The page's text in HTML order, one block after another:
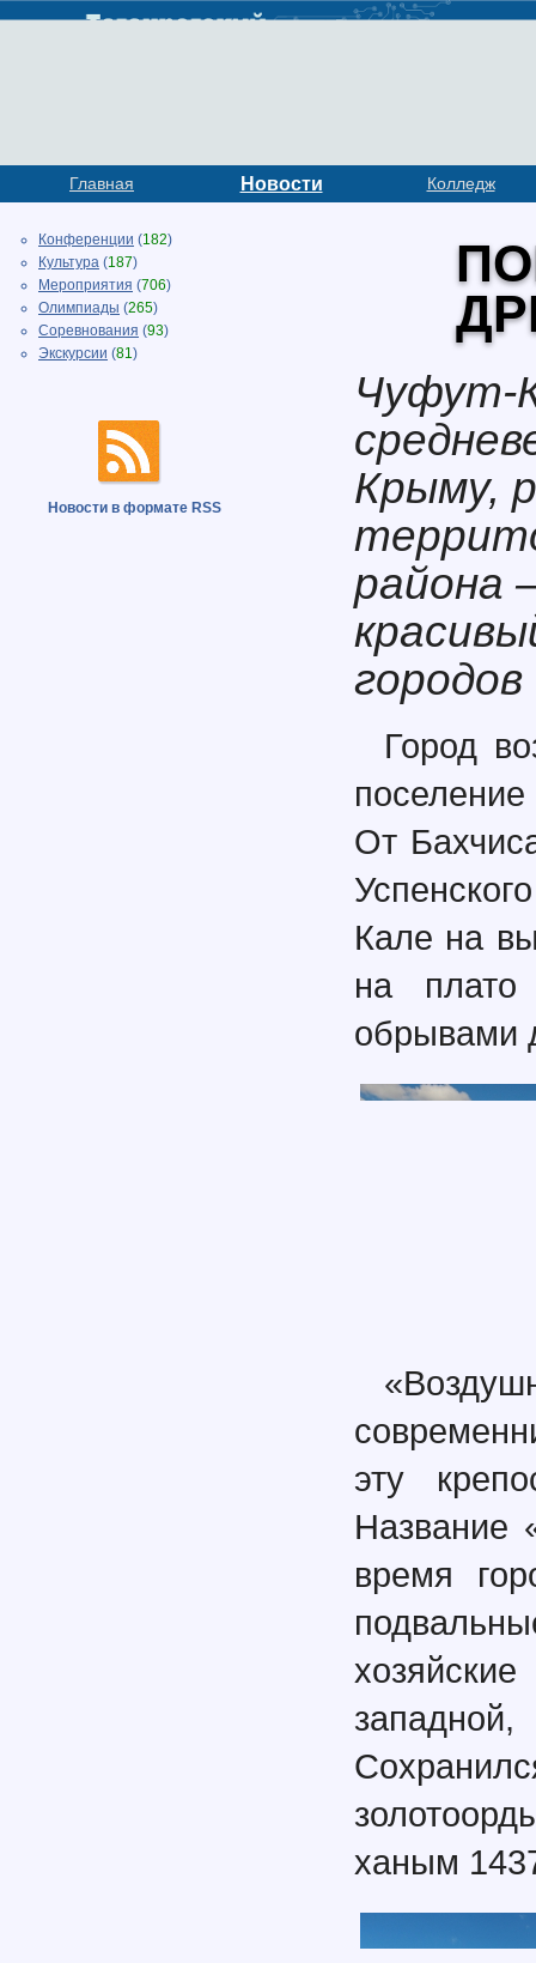
Главная Новости Колледж
Конференции (182)
Культура (187)
Мероприятия (706)
Олимпиады (265)
Соревнования (93)
Экскурсии (81)
Новости в формате RSS
Чуфут-
Крыму,
района
Город
От
Кале на
на плато
обрывами
эту
Название
время
ханым